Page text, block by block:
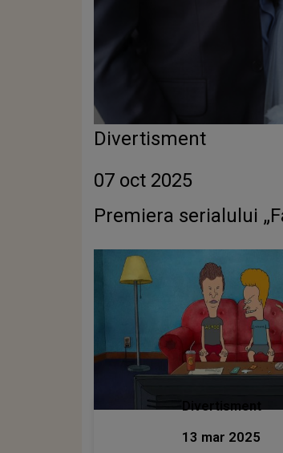
Divertisment
07 oct 2025
Premiera serialului
13 mar 2025